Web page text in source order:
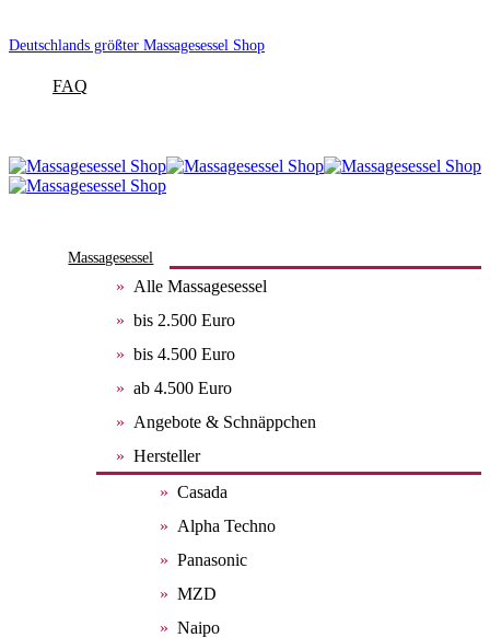
Deutschlands größter Massagesessel Shop
FAQ
Massagesessel
Alle Massagesessel
bis 2.500 Euro
bis 4.500 Euro
ab 4.500 Euro
Angebote & Schnäppchen
Hersteller
Casada
Alpha Techno
Panasonic
MZD
Naipo